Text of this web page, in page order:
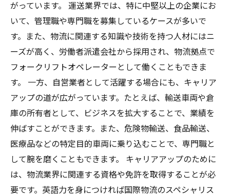
がっています。 運送業界では、特に中堅以上の企業にお
いて、管理職や専門職を募集しているケースが多いで
す。また、物流に関連する知識や技術を持つ人材にはニ
ーズが高く、労働者派遣会社から採用され、物流拠点で
フォークリフトオペレーターとして働くこともできま
す。 一方、自営業者として活躍する場合にも、キャリア
アップの道が広がっています。たとえば、輸送車両や倉
庫の所有者として、ビジネスを拡大することで、業績を
伸ばすことができます。また、危険物輸送、食品輸送、
医療品などの特定目的車両に乗り込むことで、専門職と
して腕を磨くこともできます。 キャリアアップのために
は、物流業界に関連する資格や免許を取得することが必
要です。英語力を身につければ国際物流のスペシャリス